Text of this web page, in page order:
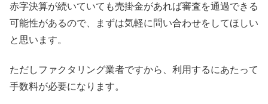
赤字決算が続いていても売掛金があれば審査を通過できる
可能性があるので、まずは気軽に問い合わせをしてほしい
と思います。
ただしファクタリング業者ですから、利用するにあたって
手数料が必要になります。